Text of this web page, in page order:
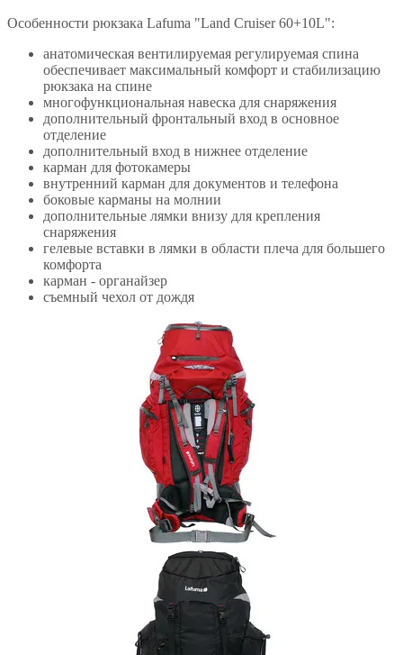
Особенности рюкзака Lafuma "Land Cruiser 60+10L":
анатомическая вентилируемая регулируемая спина
обеспечивает максимальный комфорт и стабилизацию
рюкзака на спине
многофункциональная навеска для снаряжения
дополнительный фронтальный вход в основное
отделение
дополнительный вход в нижнее отделение
карман для фотокамеры
внутренний карман для документов и телефона
боковые карманы на молнии
дополнительные лямки внизу для крепления
снаряжения
гелевые вставки в лямки в области плеча для большего
комфорта
карман - органайзер
съемный чехол от дождя